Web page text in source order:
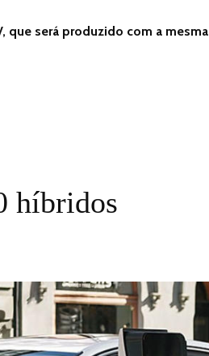
que será produzido com a mesma
híbridos